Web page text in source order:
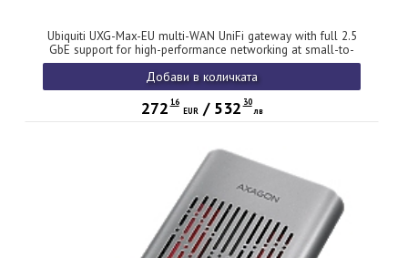
Ubiquiti UXG-Max-EU multi-WAN UniFi gateway with full 2.5
GbE support for high-performance networking at small-to-
medium sites, Up to 1.5 Gbps routing with IDS/IPS
Добави в количката
272 16
EUR/ 532 30
лв